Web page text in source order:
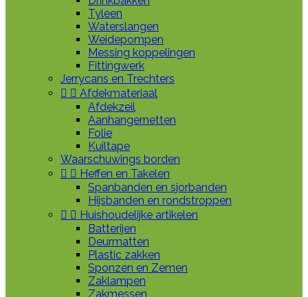
Tyleen
Waterslangen
Weidepompen
Messing koppelingen
Fittingwerk
Jerrycans en Trechters
  Afdekmateriaal
Afdekzeil
Aanhangernetten
Folie
Kuiltape
Waarschuwings borden
  Heffen en Takelen
Spanbanden en sjorbanden
Hijsbanden en rondstroppen
  Huishoudelijke artikelen
Batterijen
Deurmatten
Plastic zakken
Sponzen en Zemen
Zaklampen
Zakmessen